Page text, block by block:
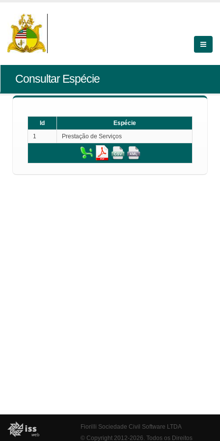
Consultar Espécie
Id
Espécie
1
Prestação de Serviços
Fiorilli Sociedade Civil Software LTDA
© Copyright 2012-2026. Todos os Direitos